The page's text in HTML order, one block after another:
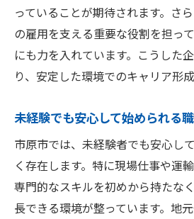
長期雇用を可能にする職
市原市の職場文化に適応
安定した職場環境を選ぶ
市原市での安定した職業選
市原市で成功する職業選
地元企業の成長性を見極
長期的キャリアのための
市原市での職業選択にお
っていることが期待されます。さ
の雇用を支える重要な役割を担っ
にも力を入れています。こうした
り、安定した環境でのキャリア形
未経験でも安心して始められる
市原市では、未経験者でも安心し
く存在します。特に現場仕事や運
専門的なスキルを初めから持たな
長できる環境が整っています。地